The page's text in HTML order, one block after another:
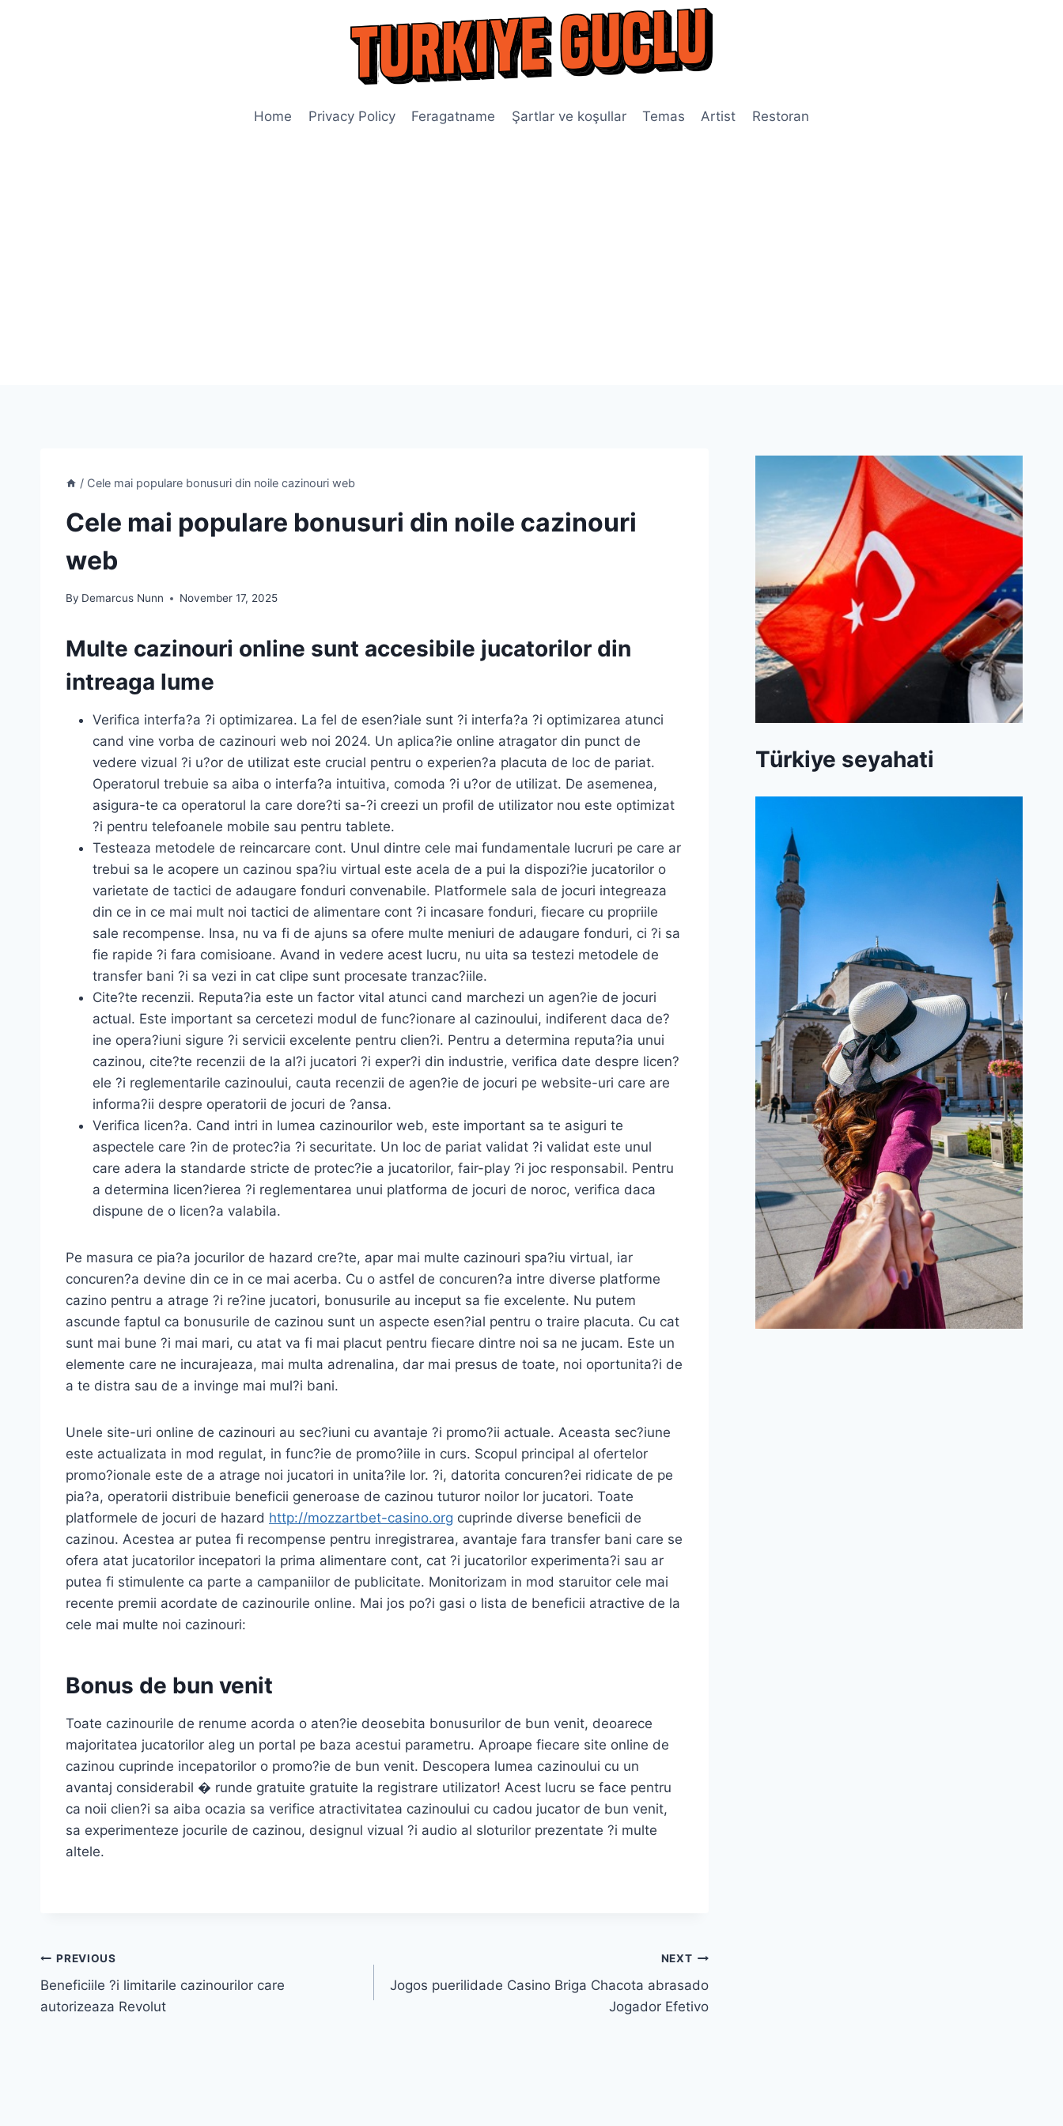
Home Privacy Policy Feragatname Şartlar ve koşullar Temas Artist Restoran
/ Cele mai populare bonusuri din noile cazinouri web
Cele mai populare bonusuri din noile cazinouri
web
By Demarcus Nunn November 17, 2025
Multe cazinouri online sunt accesibile jucatorilor din
intreaga lume
Verifica interfa?a ?i optimizarea. La fel de esen?iale sunt ?i interfa?a ?i optimizarea atunci
cand vine vorba de cazinouri web noi 2024. Un aplica?ie online atragator din punct de
vedere vizual ?i u?or de utilizat este crucial pentru o experien?a placuta de loc de pariat.
Operatorul trebuie sa aiba o interfa?a intuitiva, comoda ?i u?or de utilizat. De asemenea,
asigura-te ca operatorul la care dore?ti sa-?i creezi un profil de utilizator nou este optimizat
?i pentru telefoanele mobile sau pentru tablete.
Testeaza metodele de reincarcare cont. Unul dintre cele mai fundamentale lucruri pe care ar
trebui sa le acopere un cazinou spa?iu virtual este acela de a pui la dispozi?ie jucatorilor o
varietate de tactici de adaugare fonduri convenabile. Platformele sala de jocuri integreaza
din ce in ce mai mult noi tactici de alimentare cont ?i incasare fonduri, fiecare cu propriile
sale recompense. Insa, nu va fi de ajuns sa ofere multe meniuri de adaugare fonduri, ci ?i sa
fie rapide ?i fara comisioane. Avand in vedere acest lucru, nu uita sa testezi metodele de
transfer bani ?i sa vezi in cat clipe sunt procesate tranzac?iile.
Cite?te recenzii. Reputa?ia este un factor vital atunci cand marchezi un agen?ie de jocuri
actual. Este important sa cercetezi modul de func?ionare al cazinoului, indiferent daca de?
ine opera?iuni sigure ?i servicii excelente pentru clien?i. Pentru a determina reputa?ia unui
cazinou, cite?te recenzii de la al?i jucatori ?i exper?i din industrie, verifica date despre licen?
ele ?i reglementarile cazinoului, cauta recenzii de agen?ie de jocuri pe website-uri care are
informa?ii despre operatorii de jocuri de ?ansa.
Verifica licen?a. Cand intri in lumea cazinourilor web, este important sa te asiguri te
aspectele care ?in de protec?ia ?i securitate. Un loc de pariat validat ?i validat este unul
care adera la standarde stricte de protec?ie a jucatorilor, fair-play ?i joc responsabil. Pentru
a determina licen?ierea ?i reglementarea unui platforma de jocuri de noroc, verifica daca
dispune de o licen?a valabila.
Pe masura ce pia?a jocurilor de hazard cre?te, apar mai multe cazinouri spa?iu virtual, iar
concuren?a devine din ce in ce mai acerba. Cu o astfel de concuren?a intre diverse platforme
cazino pentru a atrage ?i re?ine jucatori, bonusurile au inceput sa fie excelente. Nu putem
ascunde faptul ca bonusurile de cazinou sunt un aspecte esen?ial pentru o traire placuta. Cu cat
sunt mai bune ?i mai mari, cu atat va fi mai placut pentru fiecare dintre noi sa ne jucam. Este un
elemente care ne incurajeaza, mai multa adrenalina, dar mai presus de toate, noi oportunita?i de
a te distra sau de a invinge mai mul?i bani.
Unele site-uri online de cazinouri au sec?iuni cu avantaje ?i promo?ii actuale. Aceasta sec?iune
este actualizata in mod regulat, in func?ie de promo?iile in curs. Scopul principal al ofertelor
promo?ionale este de a atrage noi jucatori in unita?ile lor. ?i, datorita concuren?ei ridicate de pe
pia?a, operatorii distribuie beneficii generoase de cazinou tuturor noilor lor jucatori. Toate
platformele de jocuri de hazard http://mozzartbet-casino.org cuprinde diverse beneficii de
cazinou. Acestea ar putea fi recompense pentru inregistrarea, avantaje fara transfer bani care se
ofera atat jucatorilor incepatori la prima alimentare cont, cat ?i jucatorilor experimenta?i sau ar
putea fi stimulente ca parte a campaniilor de publicitate. Monitorizam in mod staruitor cele mai
recente premii acordate de cazinourile online. Mai jos po?i gasi o lista de beneficii atractive de la
cele mai multe noi cazinouri:
Bonus de bun venit
Toate cazinourile de renume acorda o aten?ie deosebita bonusurilor de bun venit, deoarece
majoritatea jucatorilor aleg un portal pe baza acestui parametru. Aproape fiecare site online de
cazinou cuprinde incepatorilor o promo?ie de bun venit. Descopera lumea cazinoului cu un
avantaj considerabil � runde gratuite gratuite la registrare utilizator! Acest lucru se face pentru
ca noii clien?i sa aiba ocazia sa verifice atractivitatea cazinoului cu cadou jucator de bun venit,
sa experimenteze jocurile de cazinou, designul vizual ?i audio al sloturilor prezentate ?i multe
altele.
Post
navigation
PREVIOUS
Beneficiile ?i limitarile cazinourilor care
autorizeaza Revolut
NEXT
Jogos puerilidade Casino Briga Chacota abrasado
Jogador Efetivo
Türkiye seyahati